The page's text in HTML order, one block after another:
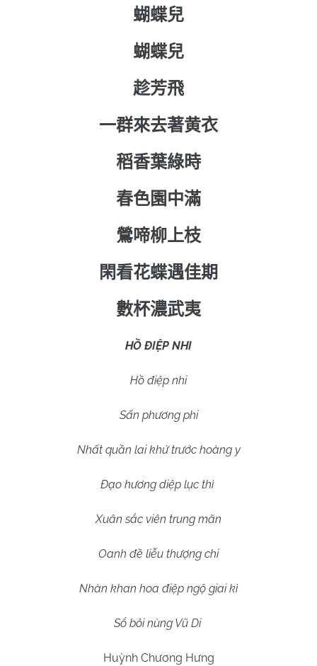
蝴蝶兒
蝴蝶兒
趁芳飛
一群來去著黄衣
稻香葉綠時
春色園中滿
鶯啼柳上枝
閑看花蝶遇佳期
數杯濃武夷
HỒ ĐIỆP NHI
Hồ điệp nhi
Sấn phương phi
Nhất quần lai khứ trước hoàng y
Đạo hương diệp lục thì
Xuân sắc viên trung mãn
Oanh đề liễu thượng chi
Nhàn khan hoa điệp ngộ giai kì
Sổ bôi nùng Vũ Di
Huỳnh Chương Hưng